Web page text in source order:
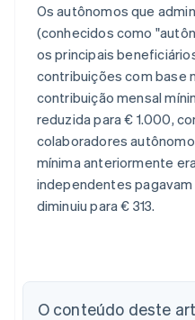
Os autônomos que
(conhecidos como
os principais
contribuições com base
contribuição mensal
reduzida para € 1.000,
colaboradores
mínima anteriormente
independentes
diminuiu para € 313.
O conteúdo deste
Alemanha